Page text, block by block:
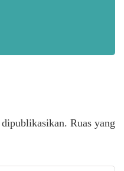
Ruas yang